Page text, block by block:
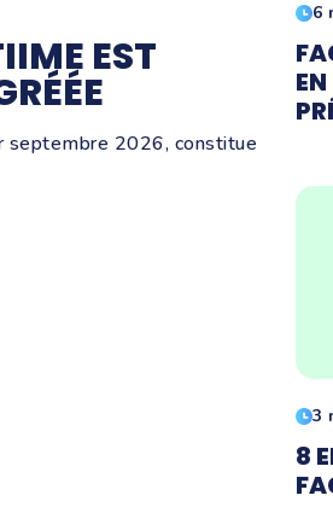
EST
septembre 2026, constitue
6
3
8